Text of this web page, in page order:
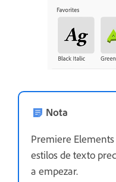
Nota
Premiere
estilos de texto
a empezar.